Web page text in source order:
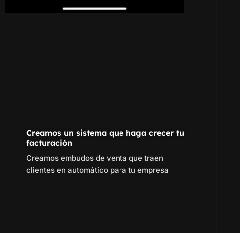
Creamos un sistema que haga crecer tu
facturación
Creamos embudos de venta que traen
clientes en automático para tu empresa